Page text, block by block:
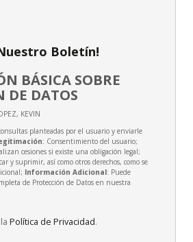
Boletín!
BÁSICA SOBRE
DE DATOS
KEVIN
planteadas por el usuario y enviarle
: Consentimiento del usuario;
cesiones si existe una obligación legal;
y suprimir, así como otros derechos, como se
Información Adicional: Puede
de Protección de Datos en nuestra
Política de Privacidad.